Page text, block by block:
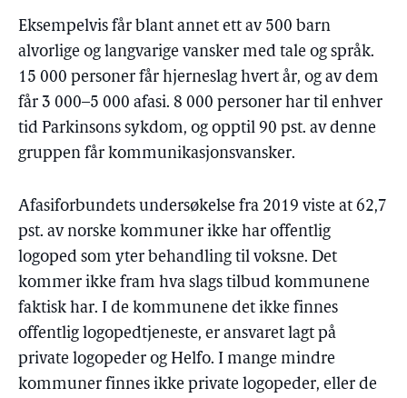
Eksempelvis får blant annet ett av 500 barn
alvorlige og langvarige vansker med tale og språk.
15 000 personer får hjerneslag hvert år, og av dem
får 3 000–5 000 afasi. 8 000 personer har til enhver
tid Parkinsons sykdom, og opptil 90 pst. av denne
gruppen får kommunikasjonsvansker.
Afasiforbundets undersøkelse fra 2019 viste at 62,7
pst. av norske kommuner ikke har offentlig
logoped som yter behandling til voksne. Det
kommer ikke fram hva slags tilbud kommunene
faktisk har. I de kommunene det ikke finnes
offentlig logopedtjeneste, er ansvaret lagt på
private logopeder og Helfo. I mange mindre
kommuner finnes ikke private logopeder, eller de